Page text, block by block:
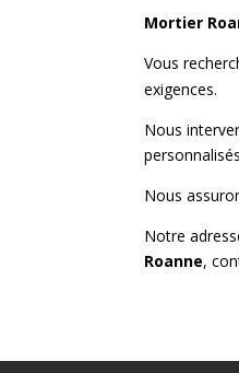
Mortier
Vous
exigences.
Nous
Nous
Notre
Roanne,